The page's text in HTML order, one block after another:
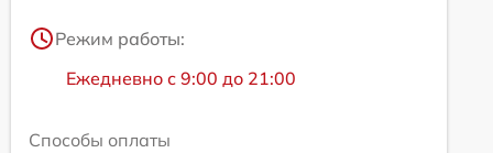
Режим работы:
Ежедневно с 9:00 до 21:00
Способы оплаты